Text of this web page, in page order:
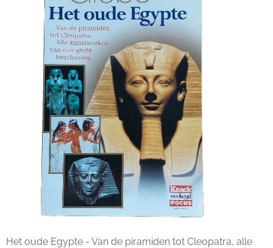
Het oude Egypte - Van de piramiden tot Cleopatra, alle